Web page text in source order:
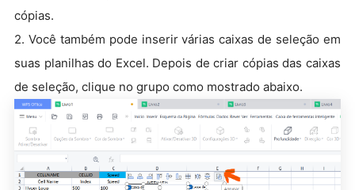
cópias.
2. Você também pode inserir várias caixas de seleção em
suas planilhas do Excel. Depois de criar cópias das caixas
de seleção, clique no grupo como mostrado abaixo.